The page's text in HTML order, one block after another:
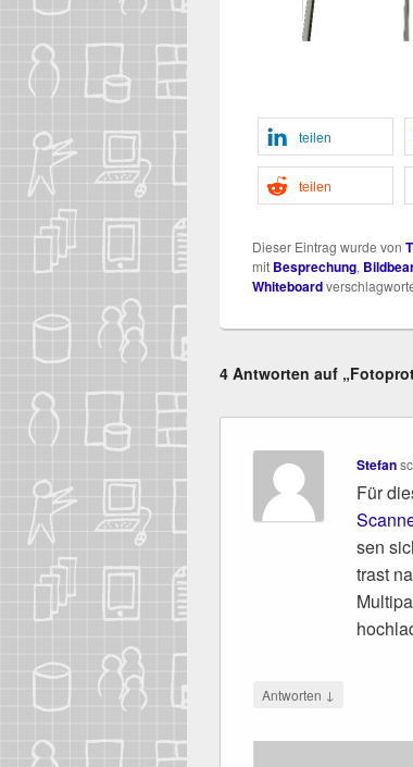
tei­len
tei­len
Dieser Eintrag wurde von
mit Besprechung,
Whiteboard
4 Antworten auf
Stefan
Für
sen
trast
Antworten ↓